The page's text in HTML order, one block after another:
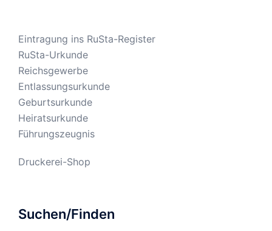
Eintragung ins RuSta-Register
RuSta-Urkunde
Reichsgewerbe
Entlassungsurkunde
Geburtsurkunde
Heiratsurkunde
Führungszeugnis
Druckerei-Shop
Suchen/Finden